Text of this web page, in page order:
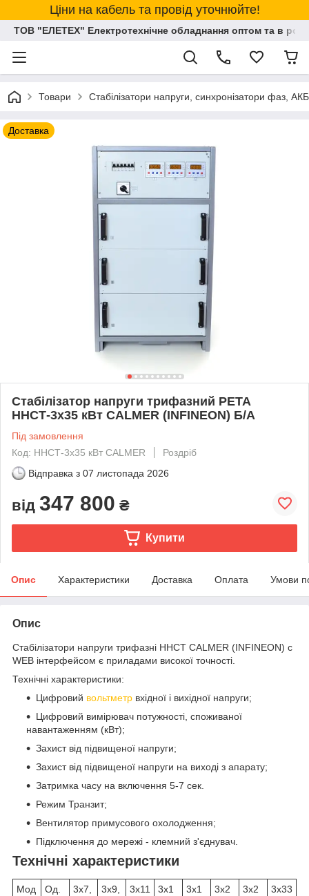
Ціни на кабель та провід уточнюйте!
ТОВ "ЕЛЕТЕХ" Електротехнічне обладнання оптом та в
Товари Стабілізатори напруги, синхронізатори фаз, АКБ
Доставка
Стабілізатор напруги трифазний РЕТА
ННСТ-3х35 кВт CALMER (INFINEON) Б/А
Під замовлення
Код: ННСТ-3х35 кВт CALMER
Роздріб
Відправка з 07 листопада 2026
від 347 800 ₴
Купити
Опис Характеристики Доставка Оплата Умови
Опис
Стабілізатори напруги трифазні ННСТ CALMER (INFINEON) c
WEB інтерфейсом є приладами високої точності.
Технічні характеристики:
Цифровий вольтметр вхідної і вихідної напруги;
Цифровий вимірювач потужності, споживаної
навантаженням (кВт);
Захист від підвищеної напруги;
Захист від підвищеної напруги на виході з апарату;
Затримка часу на включення 5-7 сек.
Режим Транзит;
Вентилятор примусового охолодження;
Підключення до мережі - клемний з'єднувач.
Технічні характеристики
Мод
Од.
3x7,
3x9,
3x11
3x1
3x1
3x2
3x2
3x33